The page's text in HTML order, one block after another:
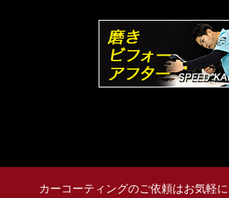
カーコーティングのご依頼はお気軽に